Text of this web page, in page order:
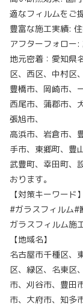
適なフィルムをご
豊富な施工実績:
アフターフォロー:
地元密着：愛知県
区、西区、中村区
豊橋市、岡崎市、
西尾市、蒲郡市、
張旭市、
高浜市、岩倉市、
手市、東郷町、豊
武豊町、幸田町、
おります。
【対策キーワード】
#ガラスフィルム#
ガラスフィルム施
【地域名】
名古屋市千種区、
区、緑区、名東区
市、刈谷市、豊田
市、大府市、知多